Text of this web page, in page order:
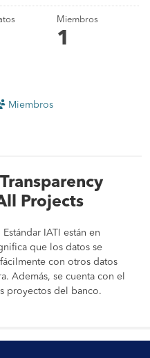
Miembros
1
Miembros
Projects
IATI están en
que los datos se
con otros datos
Además, se cuenta con el
proyectos del banco.